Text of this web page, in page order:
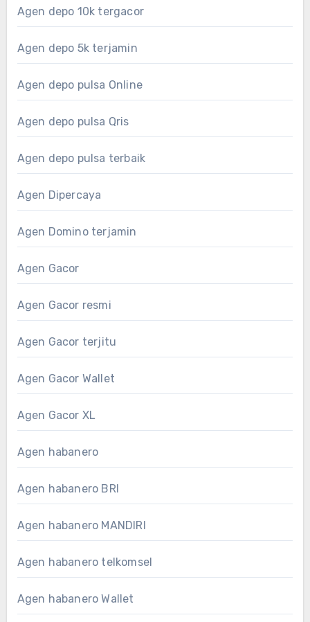
Agen depo 10k tergacor
Agen depo 5k terjamin
Agen depo pulsa Online
Agen depo pulsa Qris
Agen depo pulsa terbaik
Agen Dipercaya
Agen Domino terjamin
Agen Gacor
Agen Gacor resmi
Agen Gacor terjitu
Agen Gacor Wallet
Agen Gacor XL
Agen habanero
Agen habanero BRI
Agen habanero MANDIRI
Agen habanero telkomsel
Agen habanero Wallet